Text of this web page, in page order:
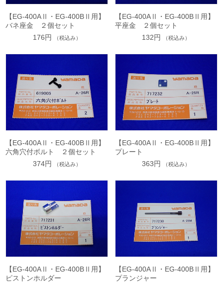
【EG-400AⅡ・EG-400BⅡ用】
バネ座金 ２個セット
176円
（税込み）
【EG-400AⅡ・EG-400BⅡ用】
平座金 ２個セット
132円
（税込み）
【EG-400AⅡ・EG-400BⅡ用】
六角穴付ボルト ２個セット
374円
（税込み）
【EG-400AⅡ・EG-400BⅡ用】
プレート
363円
（税込み）
【EG-400AⅡ・EG-400BⅡ用】
ピストンホルダー
【EG-400AⅡ・EG-400BⅡ用】
プランジャー